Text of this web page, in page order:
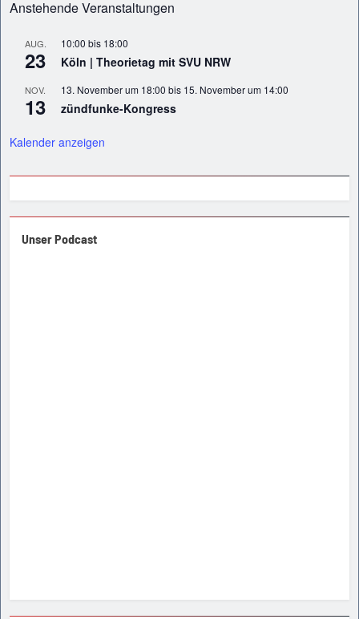
Anstehende Veranstaltungen
AUG.
23
10:00 bis 18:00
Köln | Theorietag mit SVU NRW
NOV.
13
13. November um 18:00 bis 15. November um 14:00
zündfunke-Kongress
Kalender anzeigen
Unser Podcast